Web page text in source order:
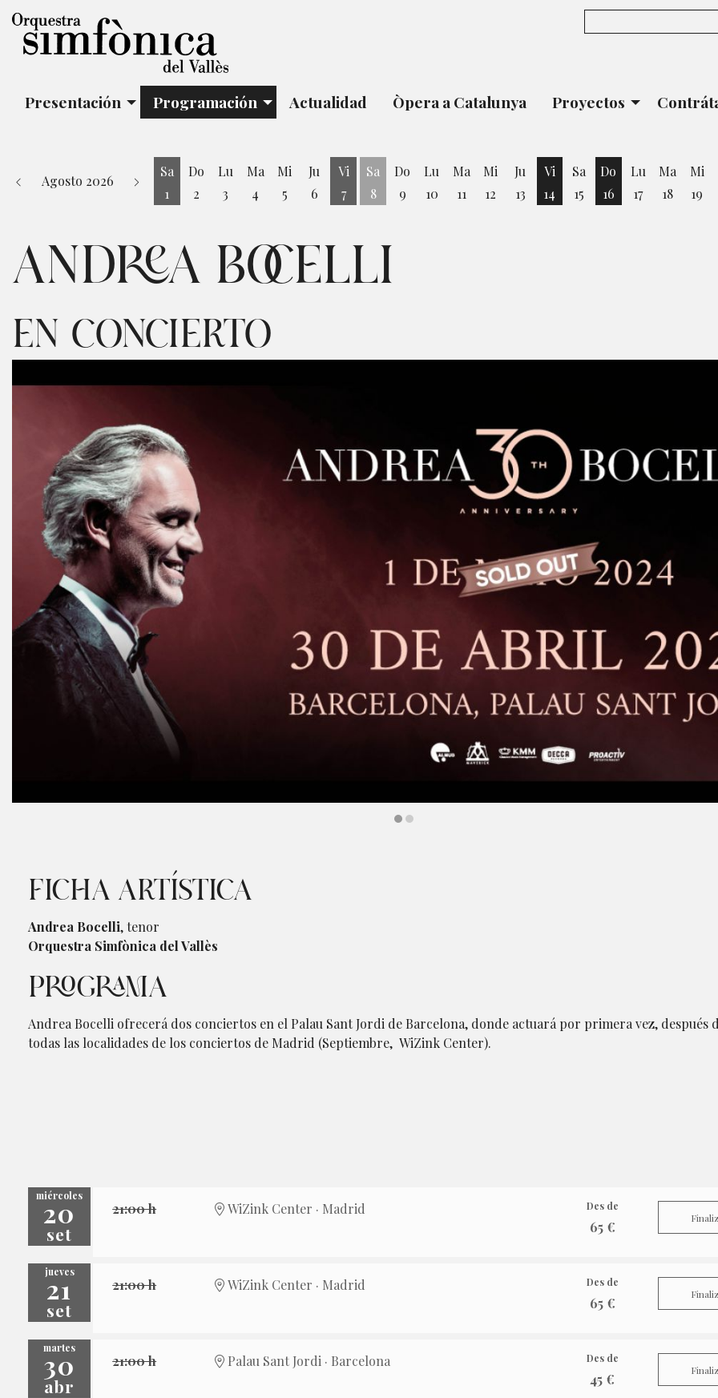
Presentación Programación Actualidad Òpera a Catalunya Proyectos
Agosto 2026
Sa
1
Do
2
Lu
3
Ma
4
Mi
5
Ju
6
Vi
7
Sa
8
Do
9
Lu
10
Ma
11
Mi
12
Ju
13
Vi
14
Sa
15
Do
16
Lu
17
Ma
18
Mi
19
ANDREA BOCELLI
EN CONCIERTO
FICHA ARTÍSTICA
Andrea Bocelli, tenor
Orquestra Simfònica del Vallès
PROGRAMA
Andrea Bocelli ofrecerá dos conciertos en el Palau Sant Jordi de Barcelona, donde actuará por primera vez, después
todas las localidades de los conciertos de Madrid (Septiembre, WiZink Center).
miércoles
20
set
21:00 h WiZink Center · Madrid Des de
65 €
jueves
21
set
21:00 h WiZink Center · Madrid Des de
65 €
martes
30
abr
21:00 h Palau Sant Jordi · Barcelona Des de
45 €